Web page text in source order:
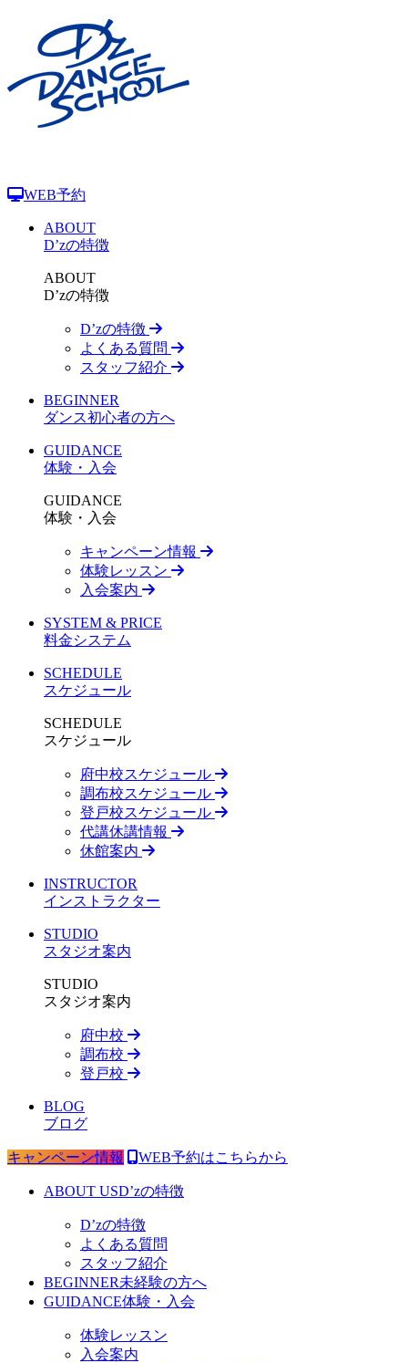
WEB予約
ABOUT
D’zの特徴
ABOUT
D’zの特徴
D’zの特徴
よくある質問
スタッフ紹介
BEGINNER
ダンス初心者の方へ
GUIDANCE
体験・入会
GUIDANCE
体験・入会
キャンペーン情報
体験レッスン
入会案内
SYSTEM & PRICE
料金システム
SCHEDULE
スケジュール
SCHEDULE
スケジュール
府中校スケジュール
調布校スケジュール
登戸校スケジュール
代講休講情報
休館案内
INSTRUCTOR
インストラクター
STUDIO
スタジオ案内
STUDIO
スタジオ案内
府中校
調布校
登戸校
BLOG
ブログ
キャンペーン情報 WEB予約はこちらから
ABOUT USD’zの特徴
D’zの特徴
よくある質問
スタッフ紹介
BEGINNER未経験の方へ
GUIDANCE体験・入会
体験レッスン
入会案内